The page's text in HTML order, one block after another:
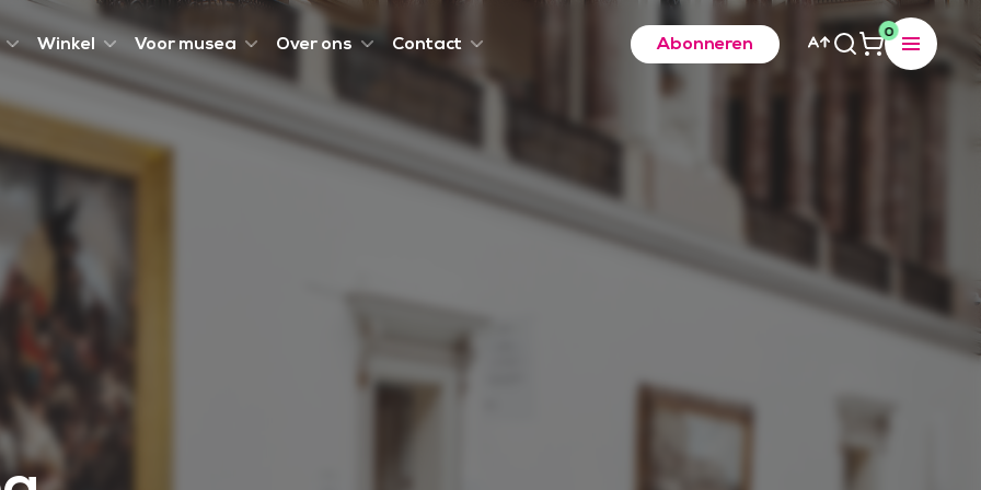
Winkel Voor musea Over ons Contact Abonneren
0